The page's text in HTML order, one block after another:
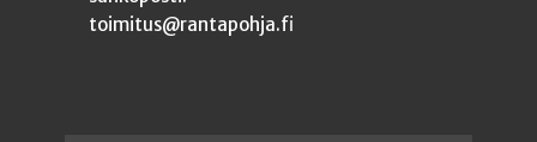
toimitus@rantapohja.fi